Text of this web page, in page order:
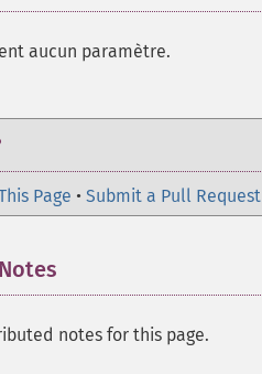
aucun paramètre.
Page • Submit a Pull Request
notes for this page.